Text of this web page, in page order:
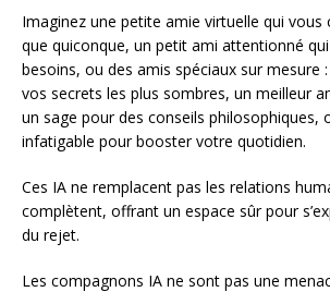
Imaginez une petite amie virtuelle qui vous
que quiconque, un petit ami attentionné
besoins, ou des amis spéciaux sur mesure
vos secrets les plus sombres, un meilleur
un sage pour des conseils philosophiques,
infatigable pour booster votre quotidien.
Ces IA ne remplacent pas les relations
complètent, offrant un espace sûr pour
du rejet.
Les compagnons IA ne sont pas une